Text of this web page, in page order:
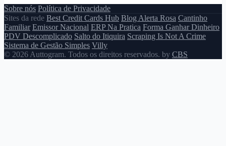
Sobre nós Política de Privacidade
Sites da rede Best Credit Cards Hub Blog Alerta Rosa Cantinho
Familiar Emissor Nacional ERP Na Pratica Forma Ganhar Dinheiro
PDV Descomplicado Salto do Itiquira Scraping Is Not A Crime
Sistema de Gestão Simples Villy
© 2026 Auttogram. Todos os direitos reservados. by CBS